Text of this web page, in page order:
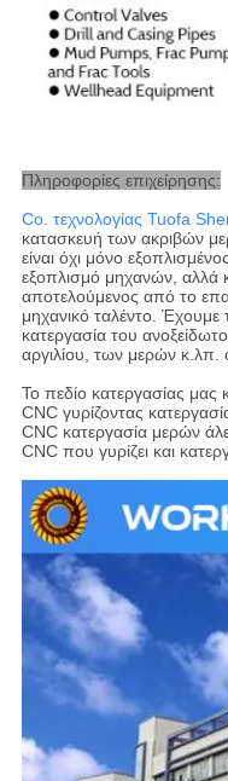
Πληροφορίες επιχείρησης:
Co. τεχνολογίας Tuofa
κατασκευή των ακριβών
είναι όχι μόνο
εξοπλισμό μηχανών, αλλά
αποτελούμενος από το
μηχανικό ταλέντο. Έχουμε
κατεργασία του
αργιλίου, των μερών κ.λπ.
Το πεδίο κατεργασίας
CNC γυρίζοντας
CNC κατεργασία μερών
CNC που γυρίζει και